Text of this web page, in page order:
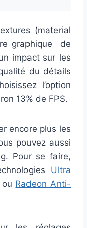
(material
graphique de
impact sur les
du détails
l’option
13% de FPS.
encore plus les
pouvez aussi
Pour se faire,
Ultra
ou Radeon Anti-